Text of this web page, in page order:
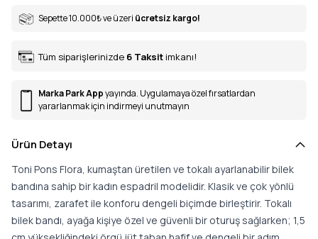
Sepette 10.000₺ve üzeri ücretsiz kargo!
Tüm siparişlerinizde 6 Taksit imkanı!
Marka Park Appyayında. Uygulamaya özel fırsatlardan
yararlanmak için indirmeyi unutmayın
Ürün Detayı
Toni Pons Flora, kumaştan üretilen ve tokalı ayarlanabilir bilek
bandına sahip bir kadın espadril modelidir. Klasik ve çok yönlü
tasarımı, zarafet ile konforu dengeli biçimde birleştirir. Tokalı
bilek bandı, ayağa kişiye özel ve güvenli bir oturuş sağlarken; 1,5